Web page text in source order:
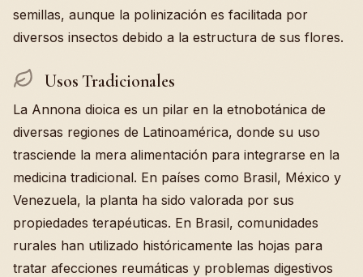
semillas, aunque la polinización es facilitada por
diversos insectos debido a la estructura de sus flores.
Usos Tradicionales
La Annona dioica es un pilar en la etnobotánica de
diversas regiones de Latinoamérica, donde su uso
trasciende la mera alimentación para integrarse en la
medicina tradicional. En países como Brasil, México y
Venezuela, la planta ha sido valorada por sus
propiedades terapéuticas. En Brasil, comunidades
rurales han utilizado históricamente las hojas para
tratar afecciones reumáticas y problemas digestivos